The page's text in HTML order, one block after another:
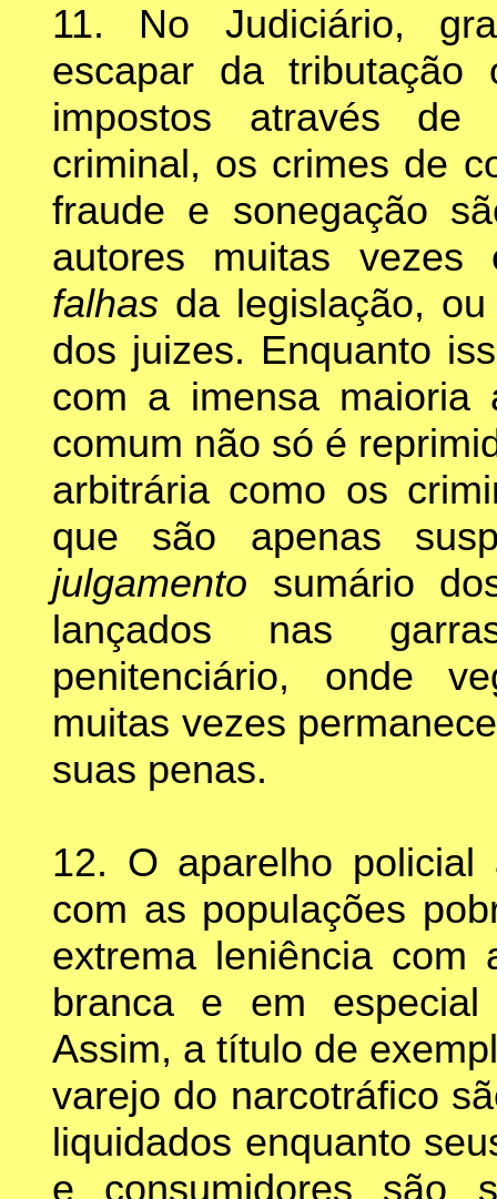
11. No Judiciário,
escapar da
impostos através
criminal, os crimes de
fraude e sonegação
autores muitas vezes
falhas da legislação,
dos juizes. Enquanto
com a imensa maioria
comum não só é
arbitrária como os
que são apenas
julgamento sumário
lançados nas
penitenciário, onde
muitas vezes
suas penas.
12. O aparelho policial
com as populações
extrema leniência com
branca e em
Assim, a título de
varejo do narcotráfico
liquidados enquanto
e consumidores são